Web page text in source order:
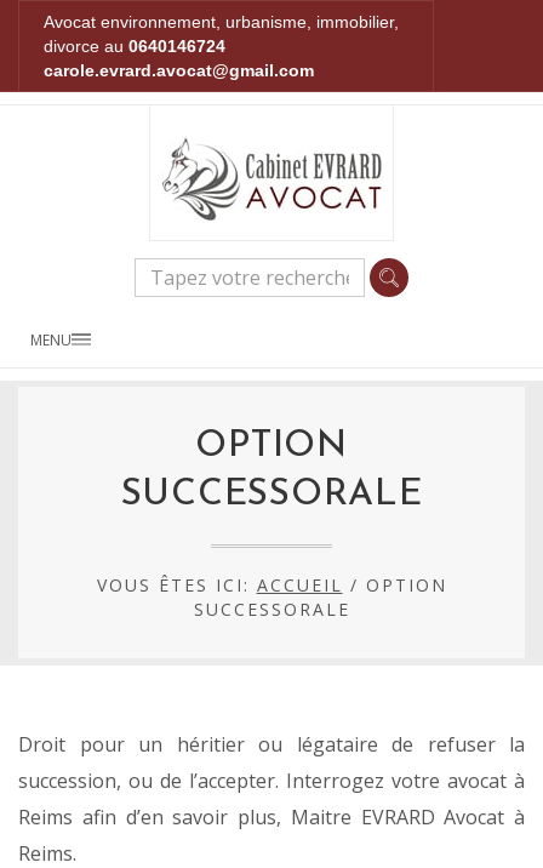
Avocat environnement, urbanisme, immobilier,
divorce au 0640146724
carole.evrard.avocat@gmail.com
MENU
OPTION
SUCCESSORALE
VOUS ÊTES ICI: ACCUEIL / OPTION
SUCCESSORALE
Droit pour un héritier ou légataire de refuser la
succession, ou de l’accepter. Interrogez votre avocat à
Reims afin d’en savoir plus, Maitre EVRARD Avocat à
Reims.